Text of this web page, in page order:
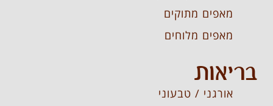
מאפים מתוקים
מאפים מלוחים
בריאות
אורגני / טבעוני